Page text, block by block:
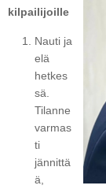
kilpailijoille
Nauti ja
elä
hetkes
sä.
Tilanne
varmas
ti
jännittä
ä,